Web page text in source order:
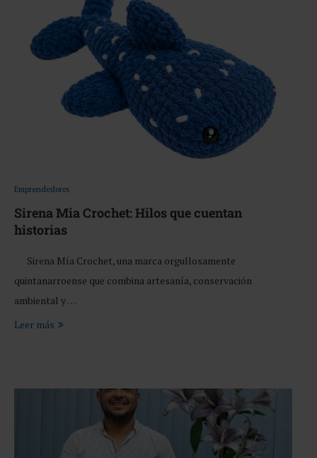
Emprendedores
Sirena Mia Crochet: Hilos que cuentan
historias
Sirena Mía Crochet, una marca orgullosamente
quintanarroense que combina artesanía, conservación
ambiental y …
Leer más